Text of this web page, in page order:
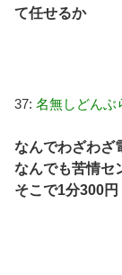
て任せるか
37: 名無しどんぶ
なんでわざわざ
なんでも苦情セ
そこで1分300